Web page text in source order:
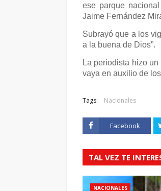
ese parque
Jaime Fernández
Subrayó que a los
a la buena de Dios”.
La periodista hizo
vaya en auxilio de
Tags: Nacionales
Facebook
TAL VEZ TE
NACIONALES